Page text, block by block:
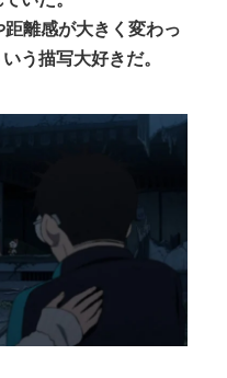
離感が大きく変わっ
う描写大好きだ。